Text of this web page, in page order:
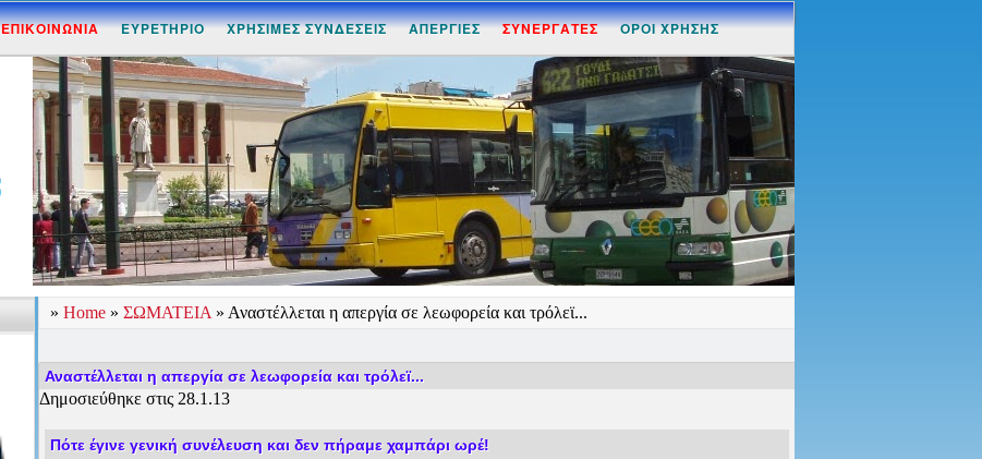
ΕΠΙΚΟΙΝΩΝΙΑ ΕΥΡΕΤΗΡΙΟ ΧΡΗΣΙΜΕΣ ΣΥΝΔΕΣΕΙΣ ΑΠΕΡΓΙΕΣ ΣΥΝΕΡΓΑΤΕΣ ΟΡΟΙ ΧΡΗΣΗΣ
» Home » ΣΩΜΑΤΕΙΑ » Αναστέλλεται η απεργία σε λεωφορεία και τρόλεϊ...
Αναστέλλεται η απεργία σε λεωφορεία και τρόλεϊ...
Δημοσιεύθηκε στις 28.1.13
Πότε έγινε γενική συνέλευση και δεν πήραμε χαμπάρι ωρέ!